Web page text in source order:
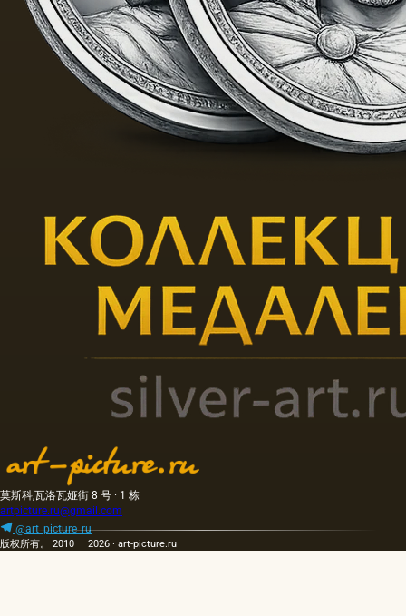
莫斯科,瓦洛瓦娅街 8 号 · 1 栋
artpicture.ru@gmail.com
@art_picture_ru
版权所有。 2010 — 2026 · art-picture.ru